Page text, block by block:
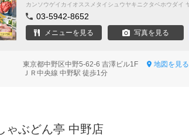
カンソウゲイカイオススメタイシュウヤキニクタベホウダイ
03-5942-8652
メニューを見る 写真を見る
東京都中野区中野5-62-6 吉澤ビル1F
地図を見る
ＪＲ中央線 中野駅 徒歩1分
ゃぶどん亭 中野店